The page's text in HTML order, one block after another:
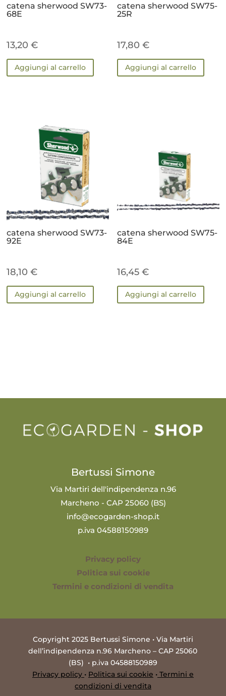
catena sherwood SW73-
68E
13,20€
Aggiungi al carrello
catena sherwood SW75-
25R
17,80€
Aggiungi al carrello
catena sherwood SW73-
92E
18,10€
Aggiungi al carrello
catena sherwood SW75-
84E
16,45€
Aggiungi al carrello
Bertussi Simone
Via Martiri dell'indipendenza n.96
Marcheno - CAP 25060 (BS)
info@ecogarden-shop.it
p.iva 04588150989
Privacy policy
Politica sui cookie
Termini e condizioni di vendita
Copyright 2025 Bertussi Simone • Via Martiri
dell’indipendenza n.96 Marcheno – CAP 25060
(BS) • p.iva 04588150989
Privacy policy • Politica sui cookie •Termini e
condizioni di vendita